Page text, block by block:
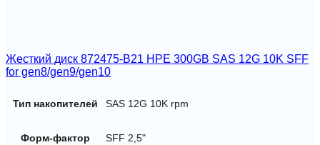
Жесткий диск 872475-B21 HPE 300GB SAS 12G 10K SFF
for gen8/gen9/gen10
Тип накопителей SAS 12G 10K rpm
Форм-фактор SFF 2,5"